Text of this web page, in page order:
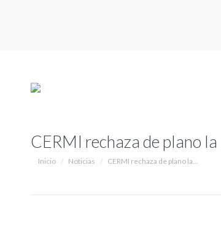
CERMI rechaza de plano
Estás aquí:
Inicio Noticias CERMI rechaza de plano la…